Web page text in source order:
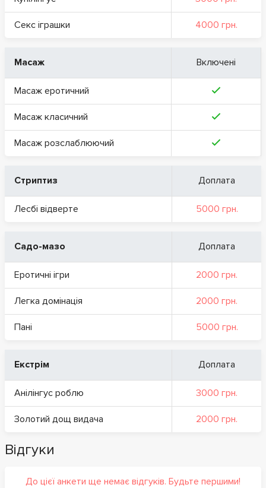
Секс іграшки 4000 грн.
Масаж Включені
Масаж еротичний
Масаж класичний
Масаж розслаблюючий
Стриптиз Доплата
Лесбі відверте 5000 грн.
Садо-мазо Доплата
Еротичні ігри 2000 грн.
Легка домінація 2000 грн.
Пані 5000 грн.
Екстрім Доплата
Анілінгус роблю 3000 грн.
Золотий дощ видача 2000 грн.
Відгуки
До цієї анкети ще немає відгуків. Будьте першими!